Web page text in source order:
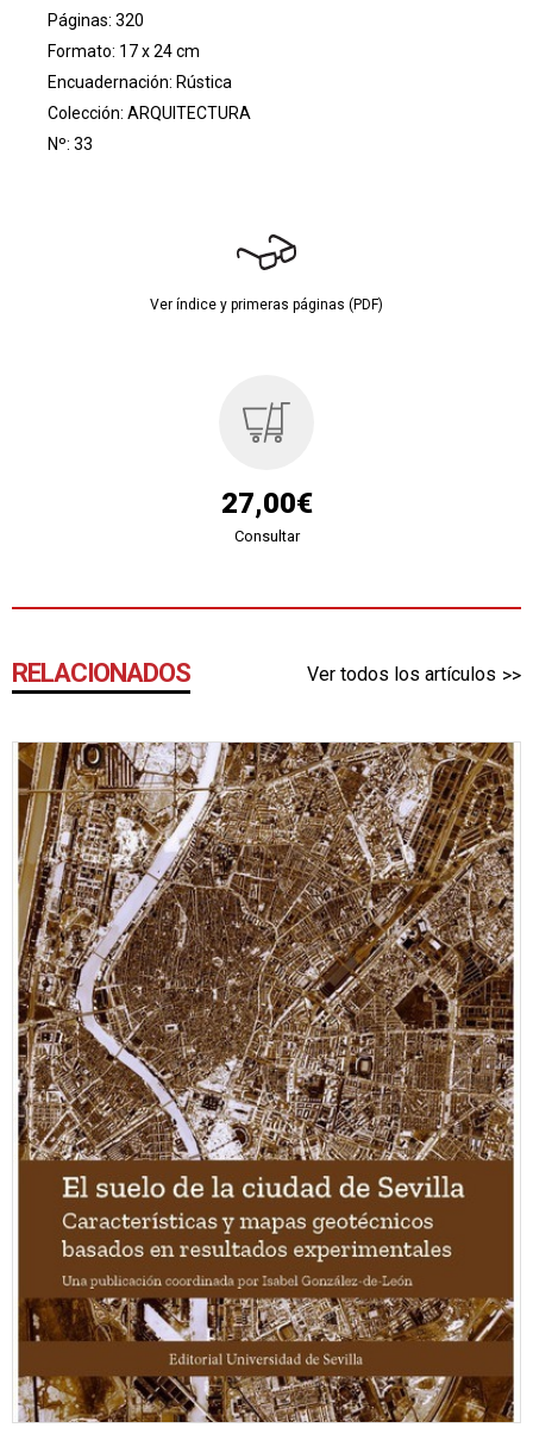
Páginas: 320
Formato: 17 x 24 cm
Encuadernación: Rústica
Colección: ARQUITECTURA
Nº: 33
Ver índice y primeras páginas (PDF)
27,00€
Consultar
RELACIONADOS Ver todos los artículos